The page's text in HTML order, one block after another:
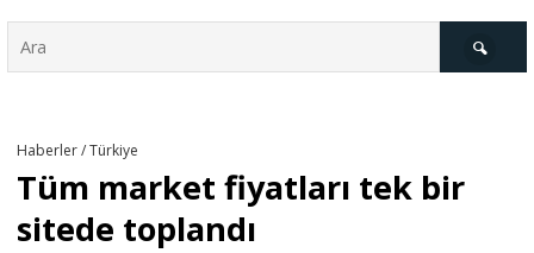
Derkenar
Haberler / Türkiye
Tüm market fiyatları tek bir
sitede toplandı